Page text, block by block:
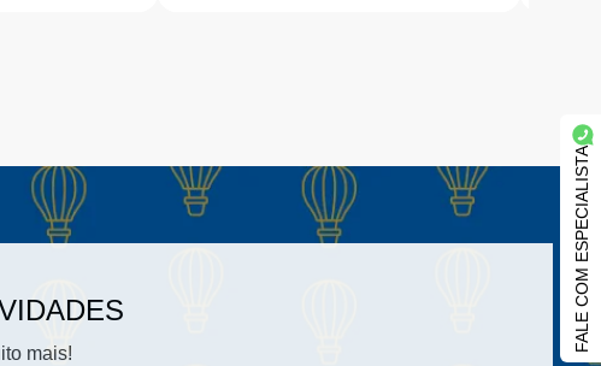
FALE COM ESPECIALISTA
mais!